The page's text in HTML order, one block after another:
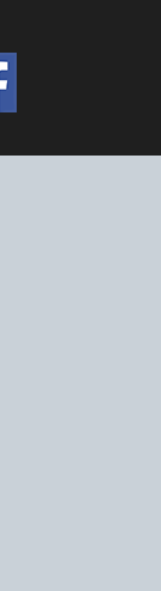
이 일시적
의하여 국가
지 않습니다.
정당하다고
가 곤란한 경
임이 있으며
있는 경우
다.
는 행위를